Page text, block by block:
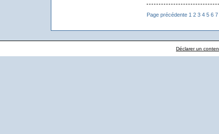
Page précédente 1 2 3 4 5 6 7
Déclarer un